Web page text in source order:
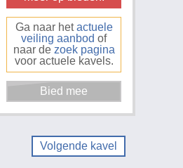
Ga naar hetactuele
veiling aanbod of
naar de zoek pagina
voor actuele kavels.
Volgende kavel